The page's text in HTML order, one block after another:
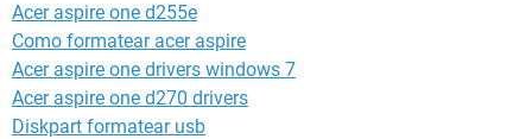
Acer aspire one d255e
Como formatear acer aspire
Acer aspire one drivers windows 7
Acer aspire one d270 drivers
Diskpart formatear usb